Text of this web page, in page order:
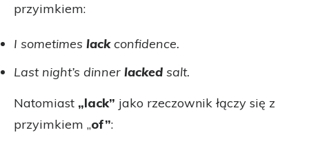
przyimkiem:
I sometimes lackconfidence.
Last night’s dinner lacked salt.
Natomiast „lack” jako rzeczownik łączy się z
przyimkiem „of”: